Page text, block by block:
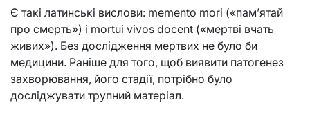
Є такі латинські вислови: memento mori («пам’ятай
про смерть») і mortui vivos docent («мертві вчать
живих»). Без дослідження мертвих не було би
медицини. Раніше для того, щоб виявити патогенез
захворювання, його стадії, потрібно було
досліджувати трупний матеріал.